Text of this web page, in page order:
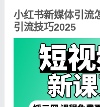
小红书新媒体引流
引流技巧2025